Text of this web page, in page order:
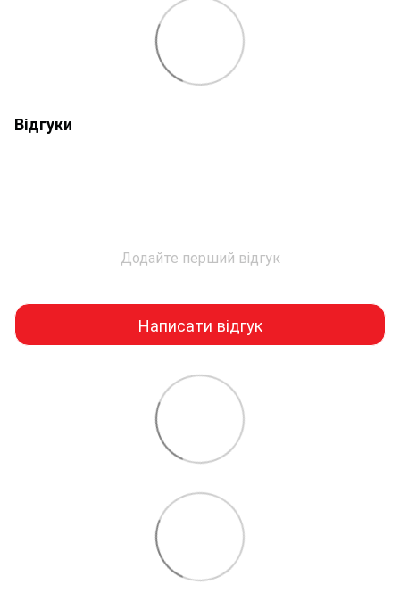
Відгуки
Додайте перший відгук
Написати відгук